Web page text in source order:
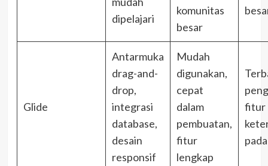
dipelajari
komunitas
besar
Glide
Antarmuka
drag-and-
drop,
integrasi
database,
desain
responsif
Mudah
digunakan,
cepat
dalam
pembuatan,
fitur
lengkap
fitur